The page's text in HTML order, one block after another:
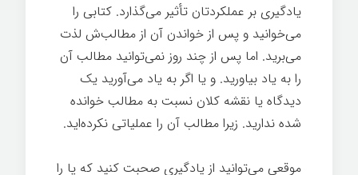
یادگیری بر عملکردتان تأثیر می‌گذارد. کتابی را
می‌خوانید و پس از خواندن آن از مطالب‌ش لذت
می‌برید. اما پس از چند روز نمی‌توانید مطالب آن
را به یاد بیاورید. و یا اگر به یاد می‌آورید یک
دیدگاه یا نقشه کلان نسبت به مطالب خوانده
شده ندارید. زیرا مطالب آن را عملیاتی نکرده‌اید.
موقعی می‌توانید از یادگیری صحبت کنید که پا را